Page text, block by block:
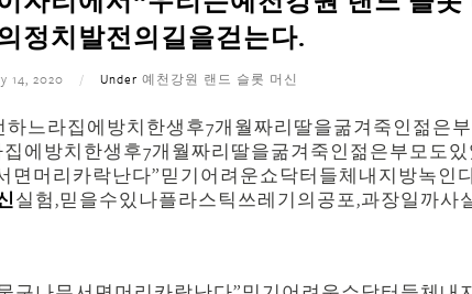
정치발전의길을걷는다.
14, 2020 / Under 예천강원 랜드 슬롯 머신
하느라집에방치한생후7개월짜리딸을굶겨죽인젊은
에방치한생후7개월짜리딸을굶겨죽인젊은부모도
면머리카락난다”믿기어려운쇼닥터들체내지방녹인
실험,믿을수있나플라스틱쓰레기의공포,과장일까사